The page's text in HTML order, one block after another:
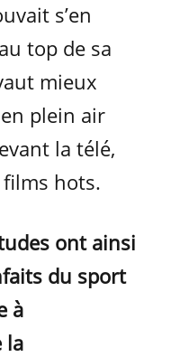
s’en
top de sa
mieux
plein air
la télé,
hots.
ont ainsi
du sport
à
la